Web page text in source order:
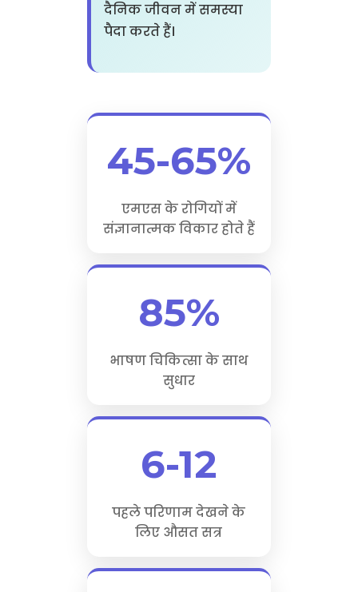
दैनिक जीवन में समस्या
पैदा करते हैं।
45-65%
एमएस के रोगियों में
संज्ञानात्मक विकार होते हैं
85%
भाषण चिकित्सा के साथ
सुधार
6-12
पहले परिणाम देखने के
लिए औसत सत्र